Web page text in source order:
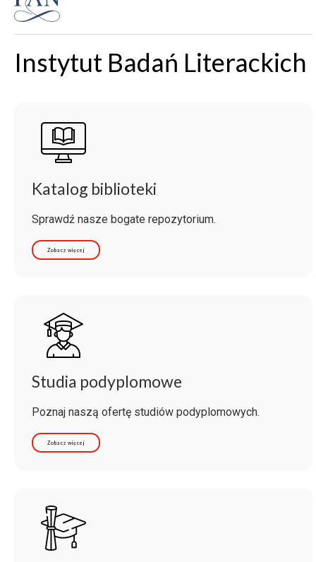
Instytut Badań Literackich
Katalog biblioteki
Sprawdź nasze bogate repozytorium.
Zobacz więcej
Studia podyplomowe
Poznaj naszą ofertę studiów podyplomowych.
Zobacz więcej